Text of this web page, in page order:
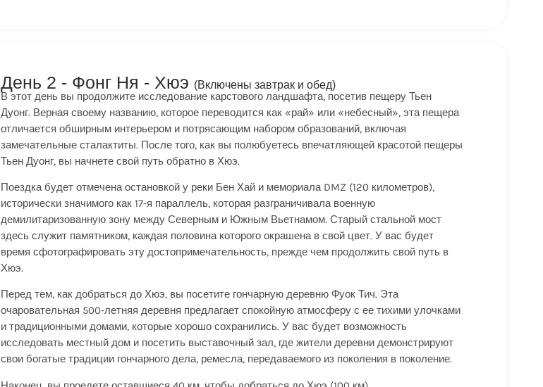
День 2 - Фонг Ня - Хюэ (Включены завтрак и обед)
В этот день вы продолжите исследование карстового ландшафта, посетив пещеру Тьен
Дуонг. Верная своему названию, которое переводится как «рай» или «небесный», эта пещера
отличается обширным интерьером и потрясающим набором образований, включая
замечательные сталактиты. После того, как вы полюбуетесь впечатляющей красотой пещеры
Тьен Дуонг, вы начнете свой путь обратно в Хюэ.
Поездка будет отмечена остановкой у реки Бен Хай и мемориала DMZ (120 километров),
исторически значимого как 17-я параллель, которая разграничивала военную
демилитаризованную зону между Северным и Южным Вьетнамом. Старый стальной мост
здесь служит памятником, каждая половина которого окрашена в свой цвет. У вас будет
время сфотографировать эту достопримечательность, прежде чем продолжить свой путь в
Хюэ.
Перед тем, как добраться до Хюэ, вы посетите гончарную деревню Фуок Тич. Эта
очаровательная 500-летняя деревня предлагает спокойную атмосферу с ее тихими улочками
и традиционными домами, которые хорошо сохранились. У вас будет возможность
исследовать местный дом и посетить выставочный зал, где жители деревни демонстрируют
свои богатые традиции гончарного дела, ремесла, передаваемого из поколения в поколение.